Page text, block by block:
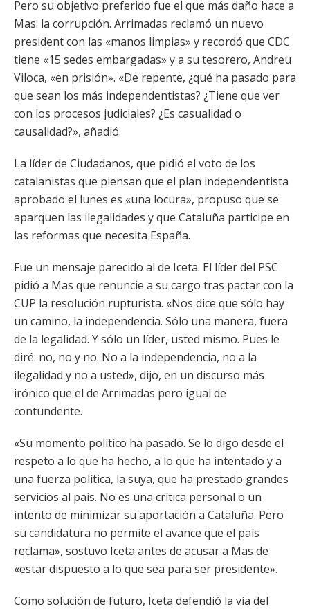
Pero su objetivo preferido fue el que más daño hace a
Mas: la corrupción. Arrimadas reclamó un nuevo
president con las «manos limpias» y recordó que CDC
tiene «15 sedes embargadas» y a su tesorero, Andreu
Viloca, «en prisión». «De repente, ¿qué ha pasado para
que sean los más independentistas? ¿Tiene que ver
con los procesos judiciales? ¿Es casualidad o
causalidad?», añadió.
La líder de Ciudadanos, que pidió el voto de los
catalanistas que piensan que el plan independentista
aprobado el lunes es «una locura», propuso que se
aparquen las ilegalidades y que Cataluña participe en
las reformas que necesita España.
Fue un mensaje parecido al de Iceta. El líder del PSC
pidió a Mas que renuncie a su cargo tras pactar con la
CUP la resolución rupturista. «Nos dice que sólo hay
un camino, la independencia. Sólo una manera, fuera
de la legalidad. Y sólo un líder, usted mismo. Pues le
diré: no, no y no. No a la independencia, no a la
ilegalidad y no a usted», dijo, en un discurso más
irónico que el de Arrimadas pero igual de
contundente.
«Su momento político ha pasado. Se lo digo desde el
respeto a lo que ha hecho, a lo que ha intentado y a
una fuerza política, la suya, que ha prestado grandes
servicios al país. No es una crítica personal o un
intento de minimizar su aportación a Cataluña. Pero
su candidatura no permite el avance que el país
reclama», sostuvo Iceta antes de acusar a Mas de
«estar dispuesto a lo que sea para ser presidente».
Como solución de futuro, Iceta defendió la vía del